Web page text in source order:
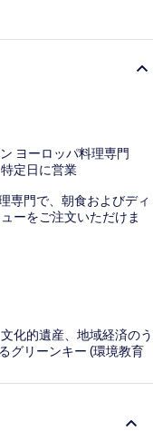
ヨーロッパ料理専門
定日に営業
専門で、朝食およびディ
ーをご注文いただけま
化的遺産、地域経済のう
グリーンキー (環境教育